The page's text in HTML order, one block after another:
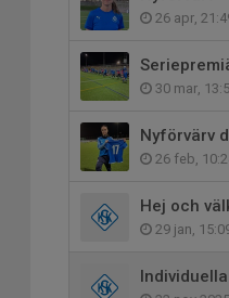
26 apr,
30 mar,
Nyförvärv
26 feb,
Hej och
29 jan,